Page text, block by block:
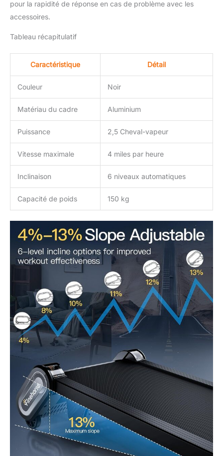
pour la rapidité de réponse en cas de problème avec les
accessoires.
Tableau récapitulatif
Caractéristique Détail
Couleur Noir
Matériau du cadre Aluminium
Puissance 2,5 Cheval-vapeur
Vitesse maximale 4 miles par heure
Inclinaison 6 niveaux automatiques
Capacité de poids 150 kg